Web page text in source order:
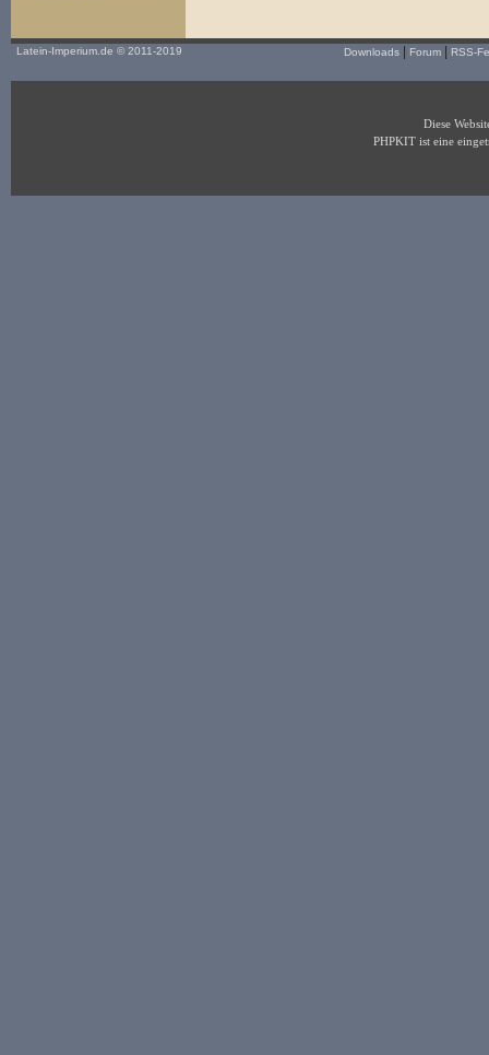
Latein-Imperium.de © 2011-2019 Downloads Forum RSS-
Diese
PHPKIT ist eine